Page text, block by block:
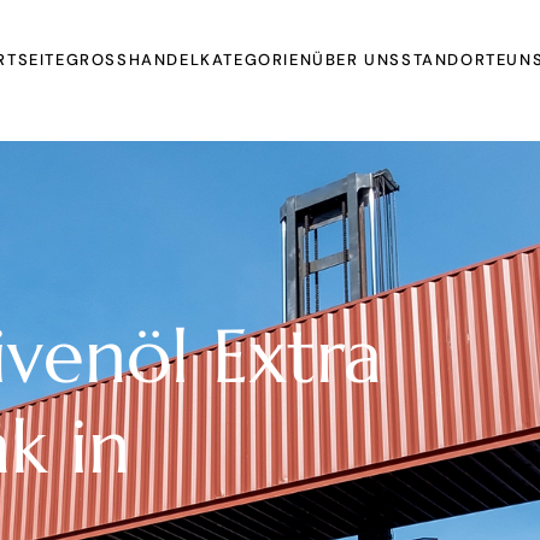
GROSSHANDEL
Dried Fruits and
Vegetables
Früchte
Other Products
KATEGORIENÜBER UNSSTANDORTE
Extra
in